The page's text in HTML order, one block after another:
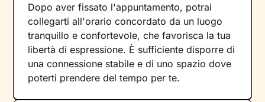
Dopo aver fissato l'appuntamento, potrai
collegarti all'orario concordato da un luogo
tranquillo e confortevole, che favorisca la tua
libertà di espressione. È sufficiente disporre di
una connessione stabile e di uno spazio dove
poterti prendere del tempo per te.